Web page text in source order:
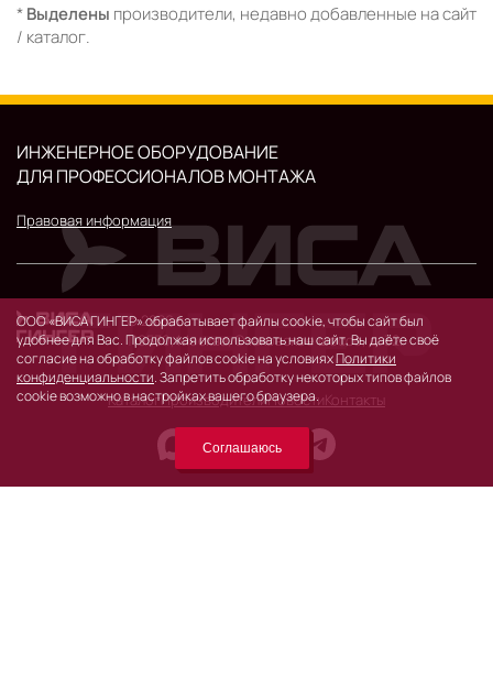
*Выделены производители, недавно добавленные на сайт
/ каталог.
ИНЖЕНЕРНОЕ ОБОРУДОВАНИЕ
ДЛЯ ПРОФЕССИОНАЛОВ МОНТАЖА
Правовая информация
© 2026 г.
119530, Москва, Очаковское шоссе, д. 32.
КаталогПроизводителиНовостиКонтакты
ООО «ВИСА ГИНГЕР» обрабатывает файлы cookie, чтобы сайт был
удобнее для Вас. Продолжая использовать наш сайт, Вы даёте своё
согласие на обработку файлов cookie на условияхПолитики
конфиденциальности. Запретить обработку некоторых типов файлов
cookie возможно в настройках вашего браузера.
Соглашаюсь